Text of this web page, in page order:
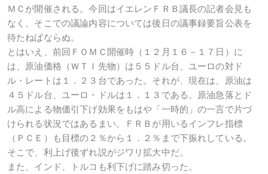
ＭＣが開催される。今回はイエレンＦＲＢ議長の記者会見も
なく、そこでの議論内容については後日の議事録要旨公表を
待たねばならぬ。
とはいえ、前回ＦＯＭＣ開催時（１２月１６－１７日）に
は、原油価格（ＷＴＩ先物）は５５ドル台、ユーロの対ド
ル・レートは１．２３台であった。それが、現在は、原油は
４５ドル台、ユーロ・ドルは１．１３である。原油急落とド
ル高による物価引下げ効果をもはや「一時的」の一言で片づ
けられる状況ではあるまい。ＦＲＢが用いるインフレ指標
（ＰＣＥ）も目標の２％から１．２％まで下振れしている。
そこで、利上げ後ずれ説がジワリ拡大中だ。
また、インド、トルコも利下げに踏み切った。